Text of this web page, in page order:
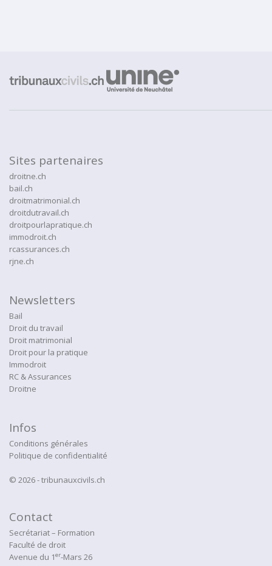
Sites partenaires
droitne.ch
bail.ch
droitmatrimonial.ch
droitdutravail.ch
droitpourlapratique.ch
immodroit.ch
rcassurances.ch
rjne.ch
Newsletters
Bail
Droit du travail
Droit matrimonial
Droit pour la pratique
Immodroit
RC & Assurances
Droitne
Infos
Conditions générales
Politique de confidentialité
© 2026 - tribunauxcivils.ch
Contact
Secrétariat – Formation
Faculté de droit
Avenue du 1er-Mars 26